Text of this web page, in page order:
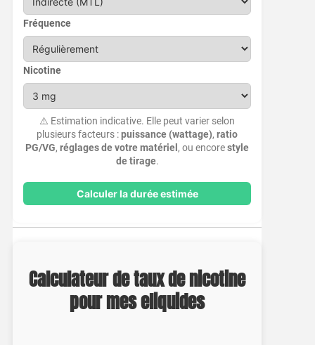
Fréquence
Nicotine
⚠️ Estimation indicative. Elle peut varier selon
plusieurs facteurs :puissance (wattage),ratio
PG/VG,réglages de votre matériel , ou encorestyle
de tirage.
Calculer la durée estimée
Calculateur de taux de nicotine
pour mes eliquides